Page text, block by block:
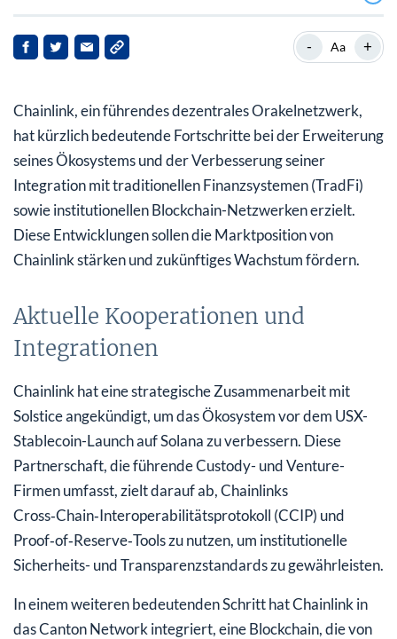
Aktuelle Kooperationen und Integrationen
Marktreaktionen und Ausblick
Auswirkungen für Stakeholder
Fazit
- Aa +
Chainlink, ein führendes dezentrales Orakelnetzwerk,
hat kürzlich bedeutende Fortschritte bei der Erweiterung
seines Ökosystems und der Verbesserung seiner
Integration mit traditionellen Finanzsystemen (TradFi)
sowie institutionellen Blockchain-Netzwerken erzielt.
Diese Entwicklungen sollen die Marktposition von
Chainlink stärken und zukünftiges Wachstum fördern.
Aktuelle Kooperationen und
Integrationen
Chainlink hat eine strategische Zusammenarbeit mit
Solstice angekündigt, um das Ökosystem vor dem USX-
Stablecoin-Launch auf Solana zu verbessern. Diese
Partnerschaft, die führende Custody- und Venture-
Firmen umfasst, zielt darauf ab, Chainlinks
Cross‑Chain‑Interoperabilitätsprotokoll (CCIP) und
Proof‑of‑Reserve‑Tools zu nutzen, um institutionelle
Sicherheits- und Transparenzstandards zu gewährleisten.
In einem weiteren bedeutenden Schritt hat Chainlink in
das Canton Network integriert, eine Blockchain, die von